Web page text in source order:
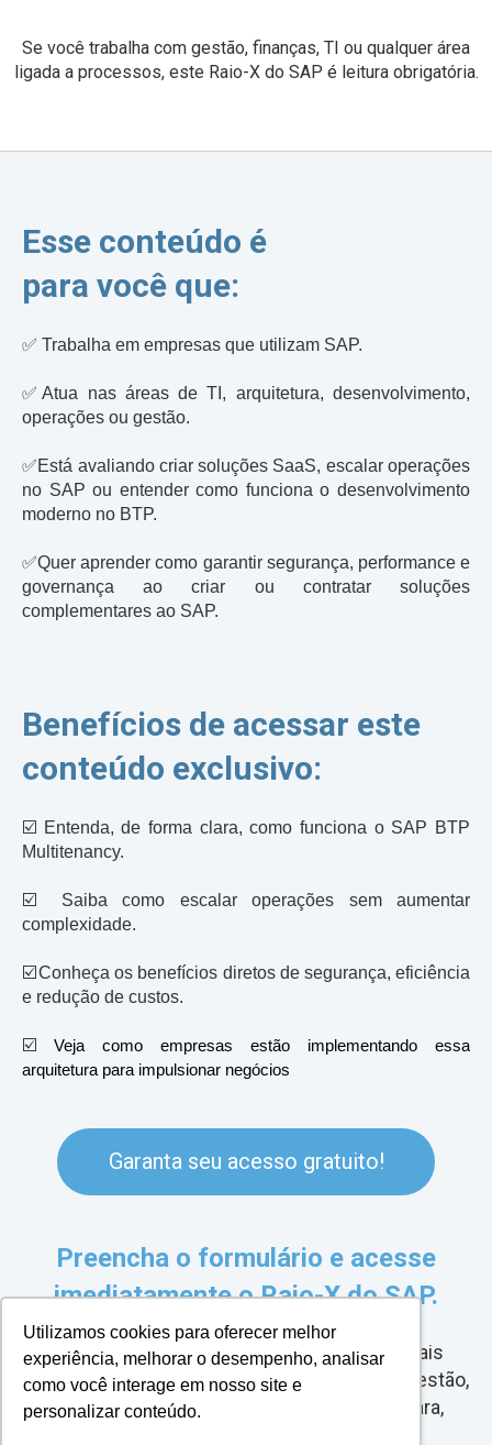
Utilizamos cookies para oferecer melhor
experiência, melhorar o desempenho, analisar
como você interage em nosso site e
personalizar conteúdo.
Se você trabalha com gestão, finanças, TI ou qualquer área
ligada a processos, este Raio-X do SAP é leitura obrigatória.
Esse conteúdo é
para você que:
✅ Trabalha em empresas que utilizam SAP.
✅Atua nas áreas de TI, arquitetura, desenvolvimento,
operações ou gestão.
✅Está avaliando criar soluções SaaS, escalar operações
no SAP ou entender como funciona o desenvolvimento
moderno no BTP.
✅Quer aprender como garantir segurança, performance e
governança ao criar ou contratar soluções
complementares ao SAP.
Benefícios de acessar este
conteúdo exclusivo:
☑️ Entenda, de forma clara, como funciona o SAP BTP
Multitenancy.
☑️
Saiba como escalar operações sem aumentar
complexidade.
☑️Conheça os benefícios diretos de segurança, eficiência
e redução de custos.
☑️ Veja como empresas estão implementando essa
arquitetura para impulsionar negócios
Garanta seu acesso gratuito!
Preencha o formulário e acesse
imediatamente o Raio-X do SAP.
Além disso, você passará a receber materiais
exclusivos, atualizações e novidades sobre gestão,
automação e inovação no SAP de forma clara,